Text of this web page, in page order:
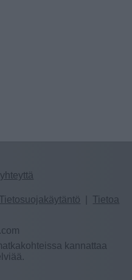
Tietosuojakäytäntö
Tietoa
kannattaa